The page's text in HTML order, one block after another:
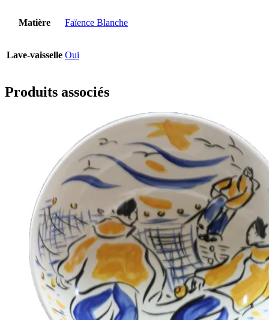
Matière Faïence Blanche
Lave-vaisselle Oui
Produits associés